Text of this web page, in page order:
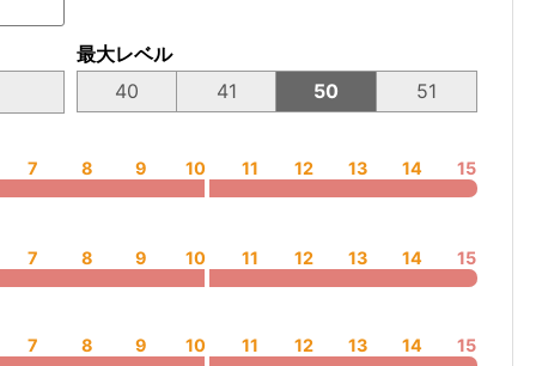
最大レベル
40
41 50 51
7 8 9 10 11 12 13 14 15
7 8 9 10 11 12 13 14 15
7 8 9 10 11 12 13 14 15